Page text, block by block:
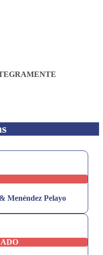
Menéndez Pelayo